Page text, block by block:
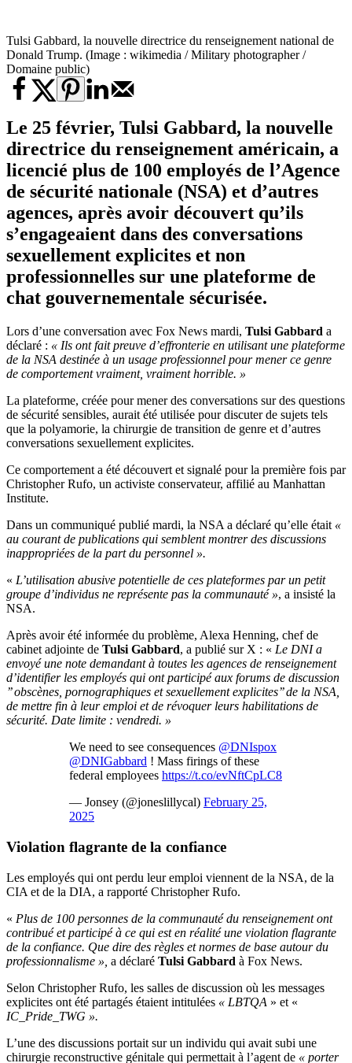
Tulsi Gabbard, la nouvelle directrice du renseignement national de
Donald Trump. (Image : wikimedia / Military photographer /
Domaine public)
Le 25 février, Tulsi Gabbard, la nouvelle
directrice du renseignement américain, a
licencié plus de 100 employés de l’Agence
de sécurité nationale (NSA) et d’autres
agences, après avoir découvert qu’ils
s’engageaient dans des conversations
sexuellement explicites et non
professionnelles sur une plateforme de
chat gouvernementale sécurisée.
Lors d’une conversation avec Fox News mardi, Tulsi Gabbard a
déclaré : « Ils ont fait preuve d’effronterie en utilisant une plateforme
de la NSA destinée à un usage professionnel pour mener ce genre
de comportement vraiment, vraiment horrible. »
La plateforme, créée pour mener des conversations sur des questions
de sécurité sensibles, aurait été utilisée pour discuter de sujets tels
que la polyamorie, la chirurgie de transition de genre et d’autres
conversations sexuellement explicites.
Ce comportement a été découvert et signalé pour la première fois par
Christopher Rufo, un activiste conservateur, affilié au Manhattan
Institute.
Dans un communiqué publié mardi, la NSA a déclaré qu’elle était «
au courant de publications qui semblent montrer des discussions
inappropriées de la part du personnel ».
« L’utilisation abusive potentielle de ces plateformes par un petit
groupe d’individus ne représente pas la communauté », a insisté la
NSA.
Après avoir été informée du problème, Alexa Henning, chef de
cabinet adjointe de Tulsi Gabbard, a publié sur X : « Le DNI a
envoyé une note demandant à toutes les agences de renseignement
d’identifier les employés qui ont participé aux forums de discussion
’’ obscènes, pornographiques et sexuellement explicites’’ de la NSA,
de mettre fin à leur emploi et de révoquer leurs habilitations de
sécurité. Date limite : vendredi. »
We need to see consequences @DNIspox
@DNIGabbard ! Mass firings of these
federal employees https://t.co/evNftCpLC8
— Jonsey (@joneslillycal) February 25,
2025
Violation flagrante de la confiance
Les employés qui ont perdu leur emploi viennent de la NSA, de la
CIA et de la DIA, a rapporté Christopher Rufo.
« Plus de 100 personnes de la communauté du renseignement ont
contribué et participé à ce qui est en réalité une violation flagrante
de la confiance. Que dire des règles et normes de base autour du
professionnalisme », a déclaré Tulsi Gabbard à Fox News.
Selon Christopher Rufo, les salles de discussion où les messages
explicites ont été partagés étaient intitulées « LBTQA » et «
IC_Pride_TWG ».
L’une des discussions portait sur un individu qui avait subi une
chirurgie reconstructive génitale qui permettait à l’agent de « porter